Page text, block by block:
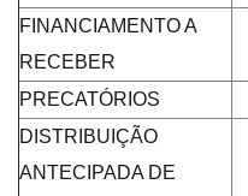
FINANCIAMENTO A
RECEBER
PRECATÓRIOS
DISTRIBUIÇÃO
ANTECIPADA DE